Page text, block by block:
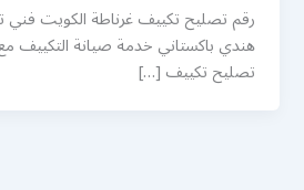
رقم تصليح تكييف غرناطة الكويت
هندي باكستاني خدمة صيانة التكييف
تصليح تكييف […]